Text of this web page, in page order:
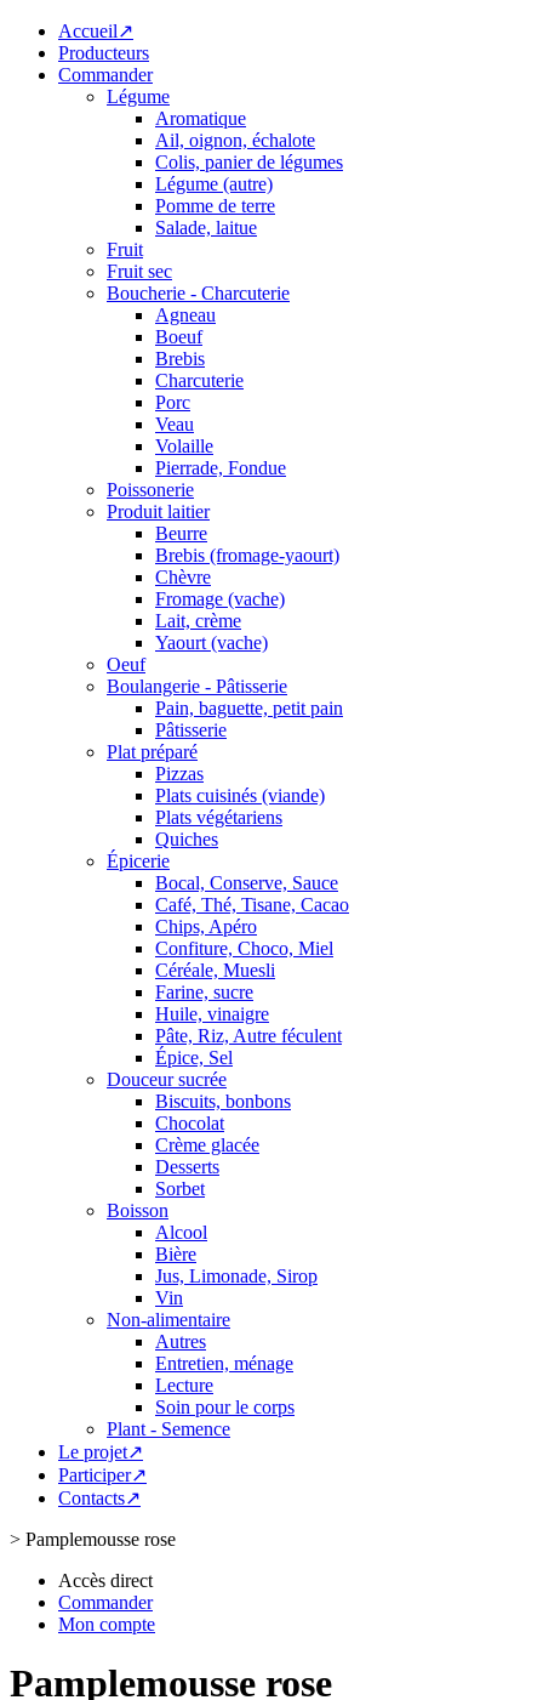
Accueil↗
Producteurs
Commander
Légume
Aromatique
Ail, oignon, échalote
Colis, panier de légumes
Légume (autre)
Pomme de terre
Salade, laitue
Fruit
Fruit sec
Boucherie - Charcuterie
Agneau
Boeuf
Brebis
Charcuterie
Porc
Veau
Volaille
Pierrade, Fondue
Poissonerie
Produit laitier
Beurre
Brebis (fromage-yaourt)
Chèvre
Fromage (vache)
Lait, crème
Yaourt (vache)
Oeuf
Boulangerie - Pâtisserie
Pain, baguette, petit pain
Pâtisserie
Plat préparé
Pizzas
Plats cuisinés (viande)
Plats végétariens
Quiches
Épicerie
Bocal, Conserve, Sauce
Café, Thé, Tisane, Cacao
Chips, Apéro
Confiture, Choco, Miel
Céréale, Muesli
Farine, sucre
Huile, vinaigre
Pâte, Riz, Autre féculent
Épice, Sel
Douceur sucrée
Biscuits, bonbons
Chocolat
Crème glacée
Desserts
Sorbet
Boisson
Alcool
Bière
Jus, Limonade, Sirop
Vin
Non-alimentaire
Autres
Entretien, ménage
Lecture
Soin pour le corps
Plant - Semence
Le projet↗
Participer↗
Contacts↗
> Pamplemousse rose
Accès direct
Commander
Mon compte
Pamplemousse rose